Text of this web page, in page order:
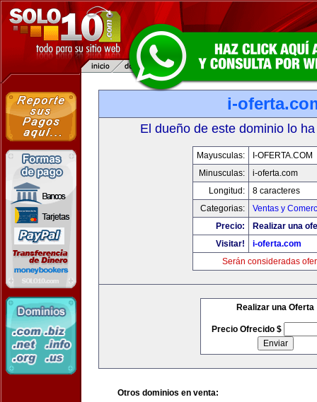
i-
El dueño de este dominio lo
Mayusculas:
I-OFERTA.COM
Minusculas:
i-oferta.com
Longitud:
8 caracteres
Categorias:
Ventas y
Precio:
Realizar una
Visitar!
i-oferta.com
Serán consideradas
Realizar una Oferta
Precio Ofrecido $
Otros dominios en venta: